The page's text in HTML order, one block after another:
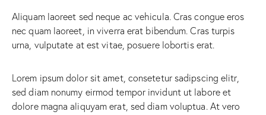
Aliquam laoreet sed neque ac vehicula. Cras congue eros
nec quam laoreet, in viverra erat bibendum. Cras turpis
urna, vulputate at est vitae, posuere lobortis erat.
Lorem ipsum dolor sit amet, consetetur sadipscing elitr,
sed diam nonumy eirmod tempor invidunt ut labore et
dolore magna aliquyam erat, sed diam voluptua. At vero